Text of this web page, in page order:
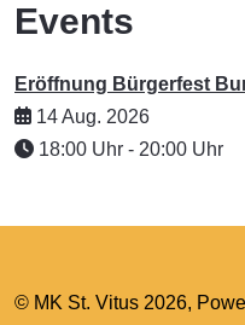
Events
Eröffnung Bürgerfest
14 Aug. 2026
18:00 Uhr - 20:00 Uhr
© MK St. Vitus 2026,